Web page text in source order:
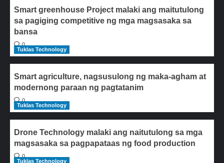
Smart greenhouse Project malaki ang maitutulong
sa pagiging competitive ng mga magsasaka sa
bansa
0
Tuklas Technology
Smart agriculture, nagsusulong ng maka-agham at
modernong paraan ng pagtatanim
0
Tuklas Technology
Drone Technology malaki ang naitutulong sa mga
magsasaka sa pagpapataas ng food production
0
Tuklas Technology